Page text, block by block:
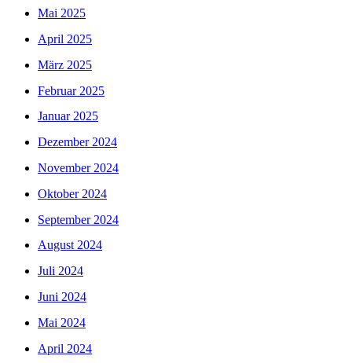
Mai 2025
April 2025
März 2025
Februar 2025
Januar 2025
Dezember 2024
November 2024
Oktober 2024
September 2024
August 2024
Juli 2024
Juni 2024
Mai 2024
April 2024